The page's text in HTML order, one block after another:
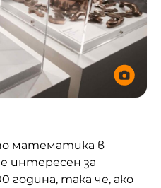
математика в
интересен за
година, така че, ако